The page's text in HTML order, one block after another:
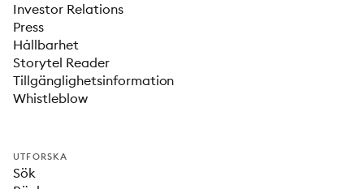
Investor Relations
Press
Hållbarhet
Storytel Reader
Tillgänglighetsinformation
Whistleblow
UTFORSKA
Sök